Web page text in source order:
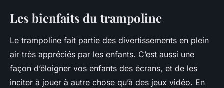
Les bienfaits du trampoline
Le trampoline fait partie des divertissements en plein
air très appréciés par les enfants. C’est aussi une
façon d’éloigner vos enfants des écrans, et de les
inciter à jouer à autre chose qu’à des jeux vidéo. En